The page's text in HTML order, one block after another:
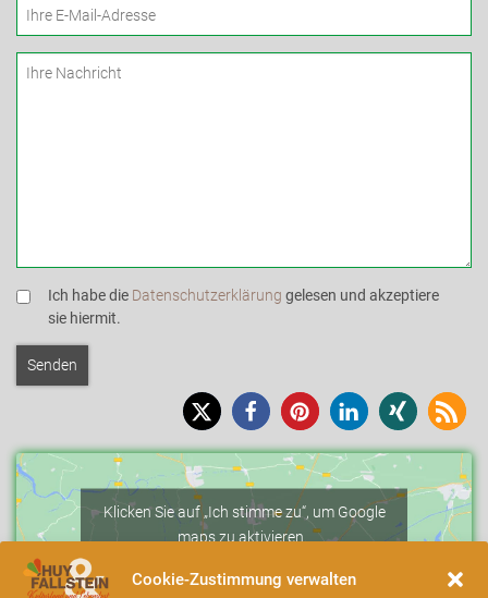
Cookie-Zustimmung verwalten
Ich habe die Datenschutzerklärung gelesen und akzeptiere
sie hiermit.
Klicken Sie auf „Ich stimme zu“, um Google
maps zu aktivieren.